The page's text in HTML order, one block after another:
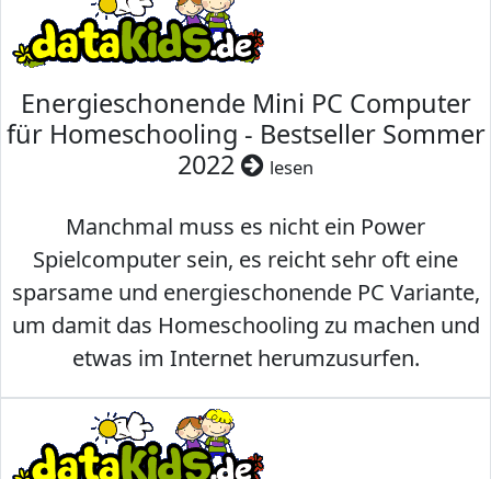
Energieschonende Mini PC Computer
für Homeschooling - Bestseller Sommer
2022
lesen
Manchmal muss es nicht ein Power
Spielcomputer sein, es reicht sehr oft eine
sparsame und energieschonende PC Variante,
um damit das Homeschooling zu machen und
etwas im Internet herumzusurfen.